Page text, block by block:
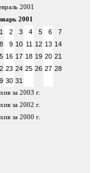
2001
2001
1 2 3 4 5 6
7
8
9 10 11 12 13 14
16 17 18 19 20 21
23 24 25 26 27 28
30 31
за 2003 г.
за 2002 г.
за 2000 г.